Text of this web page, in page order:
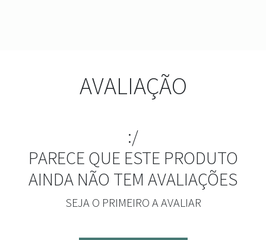
AVALIAÇÃO
:/
PARECE QUE ESTE PRODUTO
AINDA NÃO TEM AVALIAÇÕES
SEJA O PRIMEIRO A AVALIAR